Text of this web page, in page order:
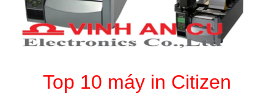
Top 10 máy in Citizen